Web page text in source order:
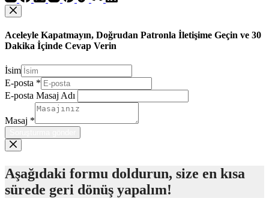
Aceleyle Kapatmayın, Doğrudan Patronla İletişime Geçin ve 30
Dakika İçinde Cevap Verin
İsim
E-posta *
E-posta Masaj Adı
Masaj *
Aşağıdaki formu doldurun, size en kısa
sürede geri dönüş yapalım!